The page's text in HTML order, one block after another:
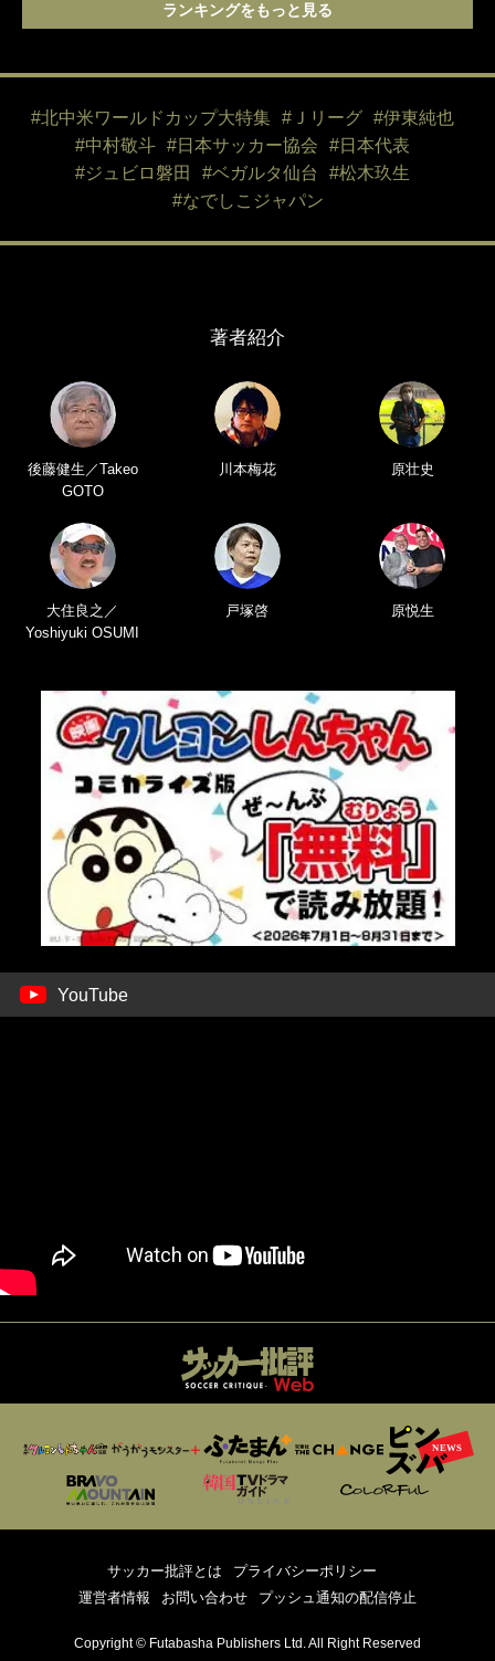
ランキングをもっと見る
#北中米ワールドカップ大特集 #Ｊリーグ
#伊東純也
#中村敬斗
#日本サッカー協会
#日本代表
#ジュビロ磐田
#ベガルタ仙台
#松木玖生
#なでしこジャパン
著者紹介
後藤健生／Takeo
GOTO
川本梅花 原壮史
大住良之／
Yoshiyuki OSUMI
戸塚啓 原悦生
YouTube
サッカー批評とは
プライバシーポリシー
運営者情報
お問い合わせ プッシュ通知の配信停止
Copyright © Futabasha Publishers Ltd. All Right Reserved